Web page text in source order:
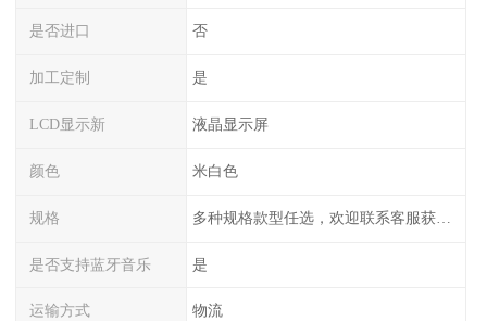
是否进口 否
加工定制 是
LCD显示新 液晶显示屏
颜色 米白色
规格 多种规格款型任选，欢迎联系客服获取详细报价
是否支持蓝牙音乐 是
运输方式 物流